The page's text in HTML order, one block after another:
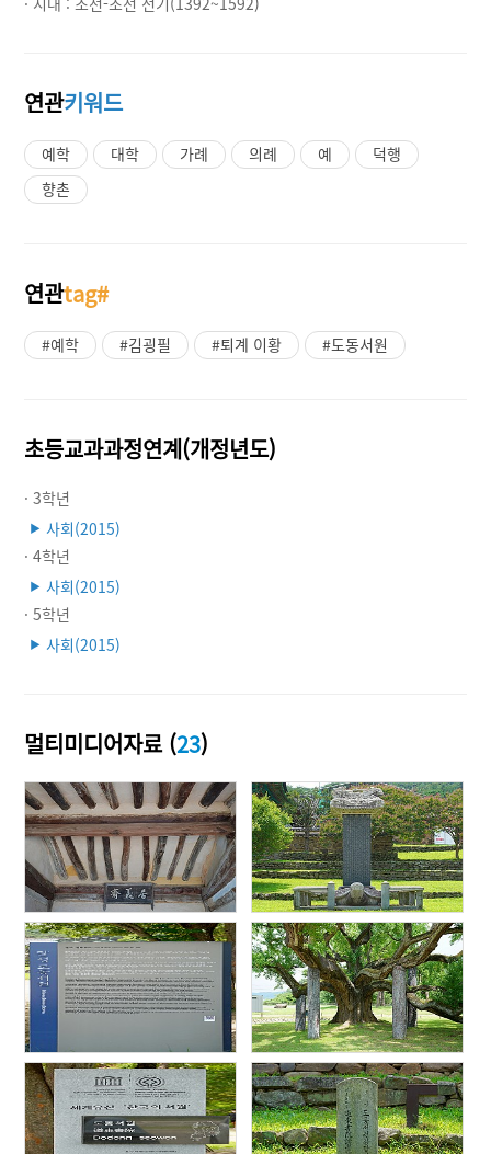
연관키워드
예학 대학 가례 의례 예
덕행
향촌
연관tag#
#예학 #김굉필 #퇴계 이황 #도동서원
초등교과과정연계(개정년도)
· 3학년
▶ 사회(2015)
· 4학년
▶ 사회(2015)
· 5학년
▶ 사회(2015)
멀티미디어자료 (23)